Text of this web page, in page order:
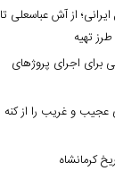
از آش عباسعلی تا
تهیه
برای اجرای پروژهای
عجیب و غریب را از کنه
کرمانشاه
یک تاریخ و دو زندگی